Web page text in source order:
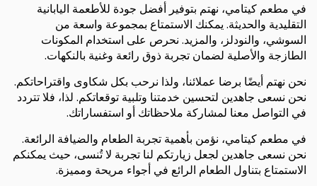
في مطعم كيتامي، نهتم بتوفير أفضل جودة للأطعمة اليابانية
التقليدية والحديثة. يمكنك الاستمتاع بمجموعة واسعة من
السوشي، والنودلز، والمزيد. نحرص على استخدام المكونات
الطازجة والأصلية لضمان تجربة ذوق رائعة وغنية بالنكهات.
نحن نهتم أيضًا برضا عملائنا، ولذا نرحب بكل شكاوى واقتراحاتكم.
نحن نسعى جاهدين لتحسين خدمتنا وتلبية توقعاتكم. لذا، فلا تتردد
في التواصل معنا لمشاركة ملاحظاتك أو استفساراتك.
في مطعم كيتامي، نؤمن بأهمية تجربة الطعام والضيافة الرائعة.
نحن نسعى جاهدين لجعل زيارتكم لنا تجربة لا تُنسى، حيث يمكنكم
الاستمتاع بتناول الطعام الرائع في أجواء مريحة ومميزة.